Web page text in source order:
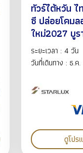
ทัวร์ไต้หวัน ไ
ซี ปล่อยโคมล
ใหม่2027 บูร
อุทยานแห่งชา
โบราณจิ่วเฟิ่น
ธ.ค.69-ม.ค
ระยะเวลา : 4 วัน
วันที่เดินทาง : ธ.
ดูโปร